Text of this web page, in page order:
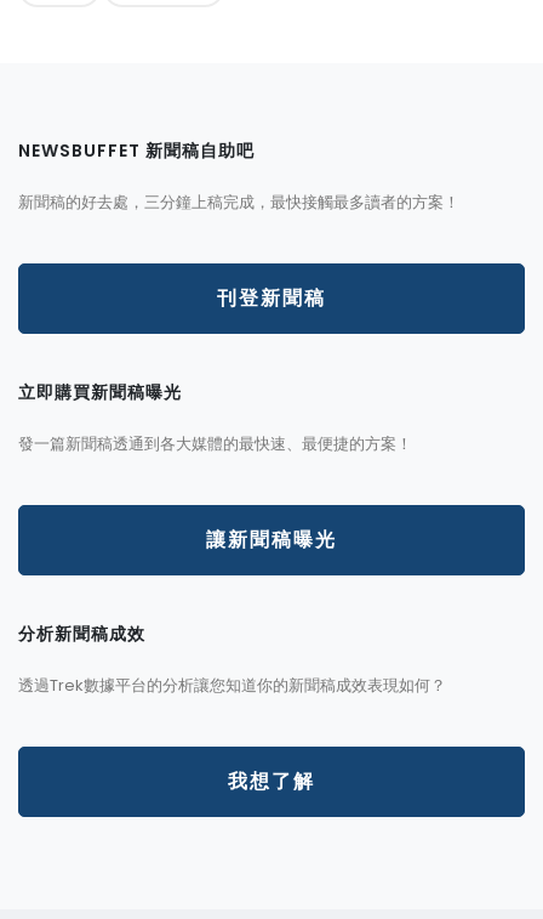
NEWSBUFFET 新聞稿自助吧
新聞稿的好去處，三分鐘上稿完成，最快接觸最多讀者的方案！
刊登新聞稿
立即購買新聞稿曝光
發一篇新聞稿透通到各大媒體的最快速、最便捷的方案！
讓新聞稿曝光
分析新聞稿成效
透過Trek數據平台的分析讓您知道你的新聞稿成效表現如何？
我想了解